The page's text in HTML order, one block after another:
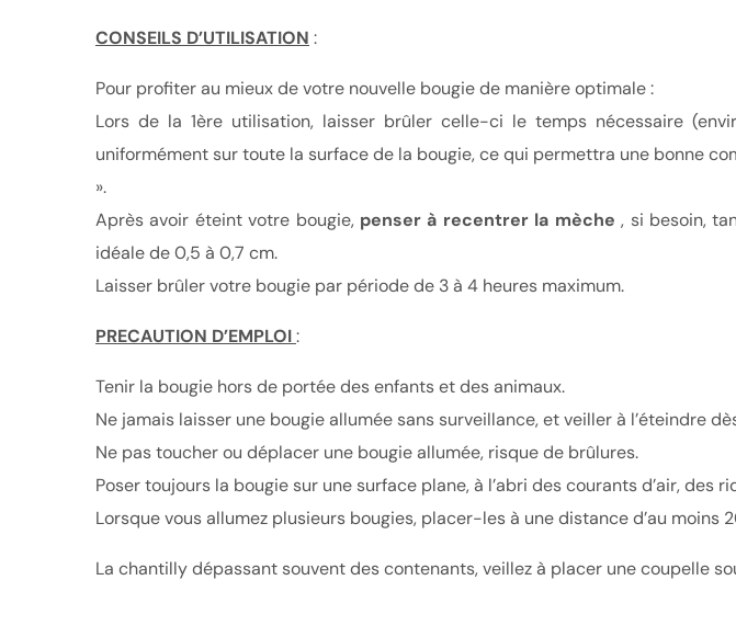
CONSEILS D’UTILISATION :
Pour profiter au mieux de votre nouvelle bougie de manière optimale :
Lors de la 1ère utilisation, laisser brûler celle-ci le temps nécessaire
uniformément sur toute la surface de la bougie, ce qui permettra une bonne
».
Après avoir éteint votre bougie, penser à recentrer la mèche , si besoin,
idéale de 0,5 à 0,7 cm.
Laisser brûler votre bougie par période de 3 à 4 heures maximum.
PRECAUTION D’EMPLOI:
Tenir la bougie hors de portée des enfants et des animaux.
Ne jamais laisser une bougie allumée sans surveillance, et veiller à l’éteindre
Ne pas toucher ou déplacer une bougie allumée, risque de brûlures.
Poser toujours la bougie sur une surface plane, à l’abri des courants d’air, des
Lorsque vous allumez plusieurs bougies, placer-les à une distance d’au moins
La chantilly dépassant souvent des contenants, veillez à placer une coupelle